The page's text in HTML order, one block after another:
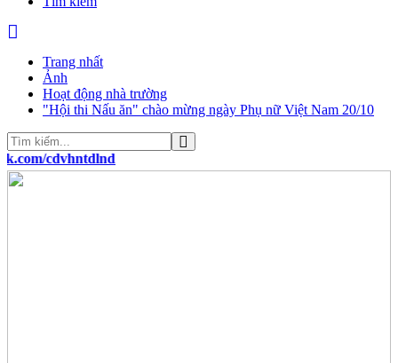
Trang nhất
Ảnh
Hoạt động nhà trường
"Hội thi Nấu ăn" chào mừng ngày Phụ nữ Việt Nam 20/10
cdvhntdlnd